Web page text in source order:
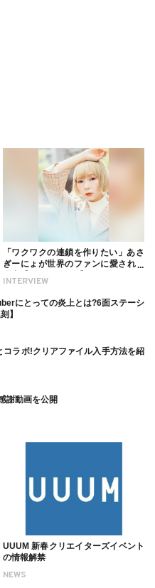
INTERVIEW
「ワクワクの連鎖を作りたい」あさ
ぎーにょが世界のファンに愛される
にとっての炎上とは?6面ステーシ
】
コラボ!クリアファイル入手方法を紹
謝動画を公開
NEWS
UUUM 新春クリエイターズイベント
の情報解禁